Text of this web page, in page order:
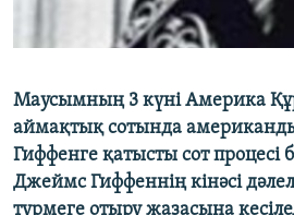
Маусымның 3 күні Америка
аймақтық сотында
Гиффенге қатысты сот процесі
Джеймс Гиффеннің кінәсі
түрмеге отыру жазасына